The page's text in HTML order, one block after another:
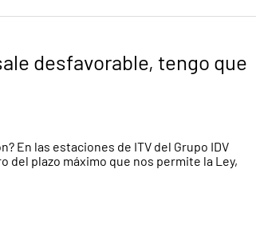
desfavorable, tengo que
En las estaciones de ITV del Grupo IDV
plazo máximo que nos permite la Ley,